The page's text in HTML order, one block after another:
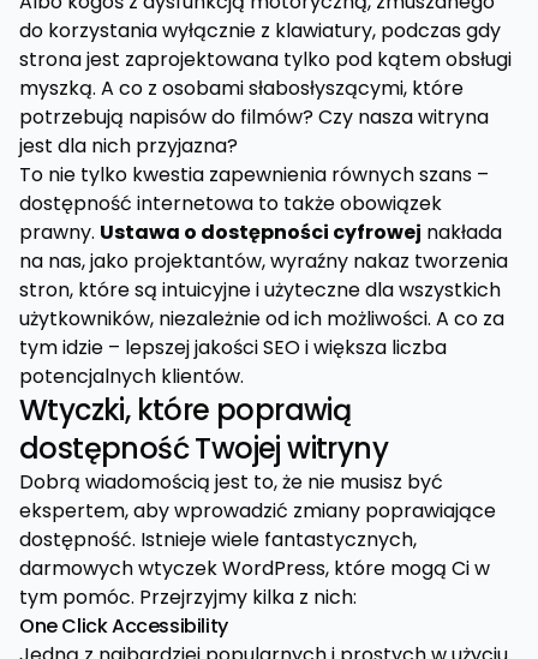
do korzystania wyłącznie z klawiatury, podczas gdy
strona jest zaprojektowana tylko pod kątem obsługi
myszką. A co z osobami słabosłyszącymi, które
potrzebują napisów do filmów? Czy nasza witryna
jest dla nich przyjazna?
To nie tylko kwestia zapewnienia równych szans –
dostępność internetowa to także obowiązek
prawny. Ustawa o dostępności cyfrowej nakłada
na nas, jako projektantów, wyraźny nakaz tworzenia
stron, które są intuicyjne i użyteczne dla wszystkich
użytkowników, niezależnie od ich możliwości. A co za
tym idzie – lepszej jakości SEO i większa liczba
potencjalnych klientów.
Wtyczki, które poprawią
dostępność Twojej witryny
Dobrą wiadomością jest to, że nie musisz być
ekspertem, aby wprowadzić zmiany poprawiające
dostępność. Istnieje wiele fantastycznych,
darmowych wtyczek WordPress, które mogą Ci w
tym pomóc. Przejrzyjmy kilka z nich:
One Click Accessibility